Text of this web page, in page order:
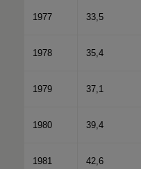
1977 33,5
1978 35,4
1979 37,1
1980 39,4
1981 42,6